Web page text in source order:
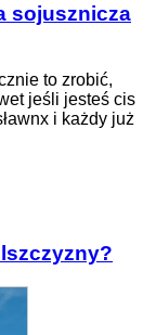
sojusznicza
to zrobić,
jeśli jesteś cis
i każdy już